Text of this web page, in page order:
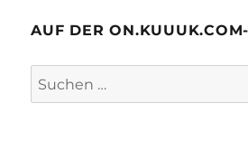
INDIE
BOOK
AUF DER
Suchen
nach: